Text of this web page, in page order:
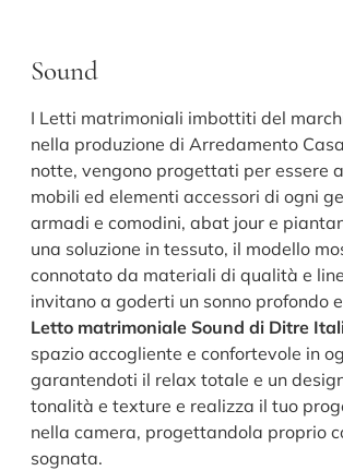
Sound
I Letti matrimoniali imbottiti del
nella produzione di Arredamento
notte, vengono progettati per essere
mobili ed elementi accessori di ogni
armadi e comodini, abat jour e
una soluzione in tessuto, il modello
connotato da materiali di qualità e
invitano a goderti un sonno profondo
Letto matrimoniale Sound di Ditre
spazio accogliente e confortevole in
garantendoti il relax totale e un
tonalità e texture e realizza il tuo
nella camera, progettandola proprio
sognata.